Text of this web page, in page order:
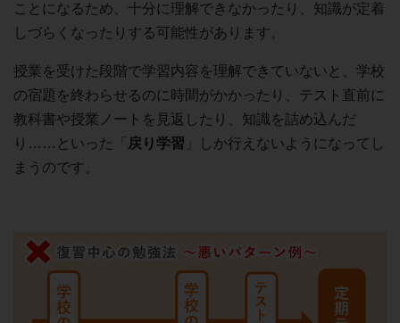
ことになるため、十分に理解できなかったり、知識が定着
しづらくなったりする可能性があります。
授業を受けた段階で学習内容を理解できていないと、学校
の宿題を終わらせるのに時間がかかったり、テスト直前に
教科書や授業ノートを見返したり、知識を詰め込んだ
り……といった「
戻り学習 」しか行えないようになってし
まうのです。